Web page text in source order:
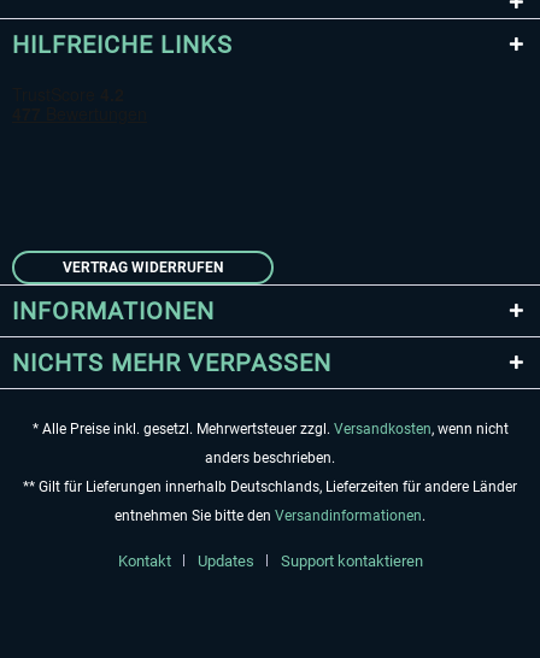
HILFREICHE LINKS
VERTRAG WIDERRUFEN
INFORMATIONEN
NICHTS MEHR VERPASSEN
* Alle Preise inkl. gesetzl. Mehrwertsteuer zzgl. Versandkosten, wenn nicht
anders beschrieben.
** Gilt für Lieferungen innerhalb Deutschlands, Lieferzeiten für andere Länder
entnehmen Sie bitte den Versandinformationen.
Kontakt Updates Support kontaktieren